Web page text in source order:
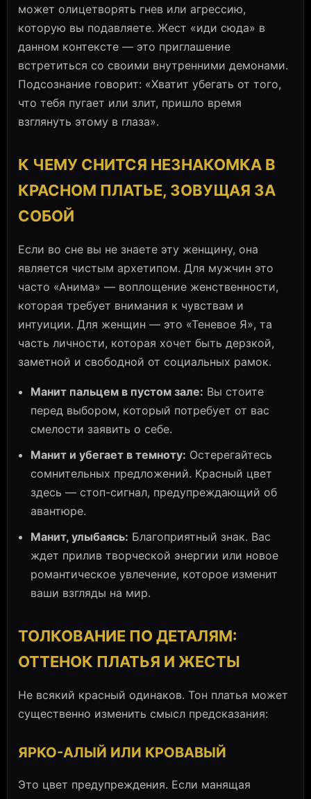
может олицетворять гнев или агрессию,
которую вы подавляете. Жест «иди сюда» в
данном контексте — это приглашение
встретиться со своими внутренними демонами.
Подсознание говорит: «Хватит убегать от того,
что тебя пугает или злит, пришло время
взглянуть этому в глаза».
К ЧЕМУ СНИТСЯ НЕЗНАКОМКА В
КРАСНОМ ПЛАТЬЕ, ЗОВУЩАЯ ЗА
СОБОЙ
Если во сне вы не знаете эту женщину, она
является чистым архетипом. Для мужчин это
часто «Анима» — воплощение женственности,
которая требует внимания к чувствам и
интуиции. Для женщин — это «Теневое Я», та
часть личности, которая хочет быть дерзкой,
заметной и свободной от социальных рамок.
Манит пальцем в пустом зале: Вы стоите
перед выбором, который потребует от вас
смелости заявить о себе.
Манит и убегает в темноту: Остерегайтесь
сомнительных предложений. Красный цвет
здесь — стоп-сигнал, предупреждающий об
авантюре.
Манит, улыбаясь: Благоприятный знак. Вас
ждет прилив творческой энергии или новое
романтическое увлечение, которое изменит
ваши взгляды на мир.
ТОЛКОВАНИЕ ПО ДЕТАЛЯМ:
ОТТЕНОК ПЛАТЬЯ И ЖЕСТЫ
Не всякий красный одинаков. Тон платья может
существенно изменить смысл предсказания:
ЯРКО-АЛЫЙ ИЛИ КРОВАВЫЙ
Это цвет предупреждения. Если манящая